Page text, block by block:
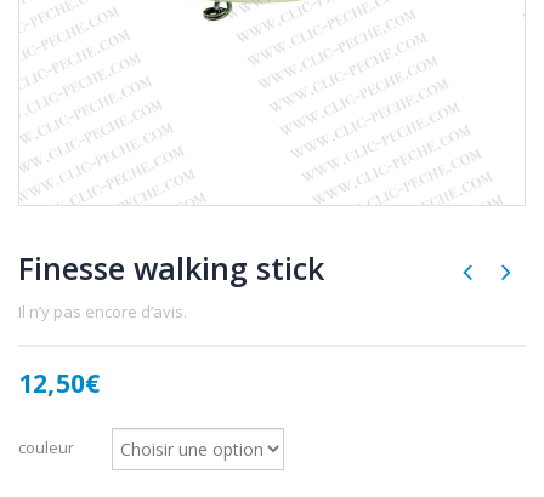
Finesse walking stick
Il n’y pas encore d’avis.
12,50€
couleur